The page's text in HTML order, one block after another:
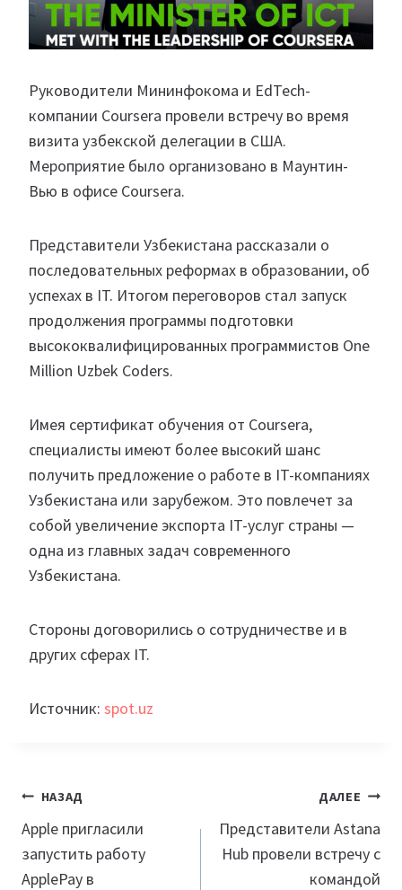
Руководители Мининфокома и EdTech-
компании Coursera провели встречу во время
визита узбекской делегации в США.
Мероприятие было организовано в Маунтин-
Вью в офисе Coursera.
Представители Узбекистана рассказали о
последовательных реформах в образовании, об
успехах в IT. Итогом переговоров стал запуск
продолжения программы подготовки
высококвалифицированных программистов One
Million Uzbek Coders.
Имея сертификат обучения от Coursera,
специалисты имеют более высокий шанс
получить предложение о работе в IT-компаниях
Узбекистана или зарубежом. Это повлечет за
собой увеличение экспорта IT-услуг страны —
одна из главных задач современного
Узбекистана.
Стороны договорились о сотрудничестве и в
других сферах IT.
Источник: spot.uz
Навигация
по
записям
НАЗАД
Apple пригласили
запустить работу
ApplePay в
ДАЛЕЕ
Представители Astana
Hub провели встречу с
командой